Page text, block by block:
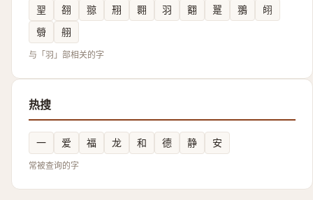
䍿 䎊 翞 䍾 翾 羽 䎙 翨 翵
䎅
䎕
䎇
与「羽」部相关的字
热搜
一 爱 福 龙 和 德 静 安
常被查询的字